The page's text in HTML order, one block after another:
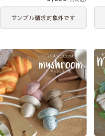
サンプル請求対象外です